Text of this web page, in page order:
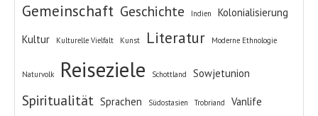
Gemeinschaft Geschichte Indien
Kolonialisierung
Kultur
Kulturelle Vielfalt Kunst Literatur Moderne Ethnologie
Naturvolk Reiseziele Schottland Sowjetunion
Spiritualität Sprachen Südostasien Trobriand
Vanlife